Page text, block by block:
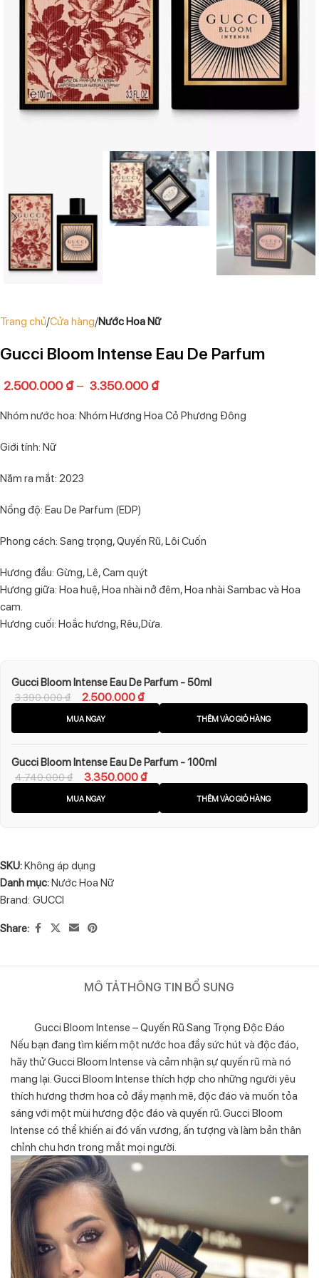
Trang chủ Cửa hàng Nước Hoa Nữ
Gucci Bloom Intense Eau De Parfum
2.500.000₫– 3.350.000₫
Nhóm nước hoa: Nhóm Hương Hoa Cỏ Phương Đông
Giới tính: Nữ
Năm ra mắt: 2023
Nồng độ: Eau De Parfum (EDP)
Phong cách: Sang trọng, Quyến Rũ, Lôi Cuốn
Hương đầu: Gừng, Lê, Cam quýt
Hương giữa: Hoa huệ, Hoa nhài nở đêm, Hoa nhài Sambac và Hoa
cam.
Hương cuối: Hoắc hương, Rêu,Dừa.
Gucci Bloom Intense Eau De Parfum - 50ml
3.390.000₫ 2.500.000₫
MUA NGAY THÊM VÀO GIỎ HÀNG
Gucci Bloom Intense Eau De Parfum - 100ml
4.740.000₫ 3.350.000₫
MUA NGAY THÊM VÀO GIỎ HÀNG
SKU:Không áp dụng
Danh mục:Nước Hoa Nữ
Brand: GUCCI
Share:
MÔ TẢTHÔNG TIN BỔ SUNG
Gucci Bloom Intense – Quyến Rũ Sang Trọng Độc Đáo
Nếu bạn đang tìm kiếm một nước hoa đầy sức hút và độc đáo,
hãy thử Gucci Bloom Intense và cảm nhận sự quyến rũ mà nó
mang lại. Gucci Bloom Intense thích hợp cho những người yêu
thích hương thơm hoa cỏ đầy mạnh mẽ, độc đáo và muốn tỏa
sáng với một mùi hương độc đáo và quyến rũ. Gucci Bloom
Intense có thể khiến ai đó vấn vương, ấn tượng và làm bản thân
chỉnh chu hơn trong mắt mọi người.